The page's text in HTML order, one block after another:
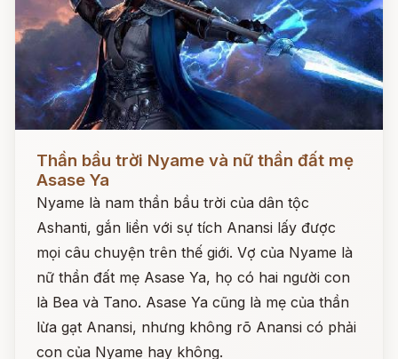
Đọc ngay
Thần bầu trời Nyame và nữ thần đất mẹ
Asase Ya
Nyame là nam thần bầu trời của dân tộc
Ashanti, gắn liền với sự tích Anansi lấy được
mọi câu chuyện trên thế giới. Vợ của Nyame là
nữ thần đất mẹ Asase Ya, họ có hai người con
là Bea và Tano. Asase Ya cũng là mẹ của thần
lừa gạt Anansi, nhưng không rõ Anansi có phải
con của Nyame hay không.